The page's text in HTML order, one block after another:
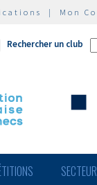
| Mon
Rechercher un club